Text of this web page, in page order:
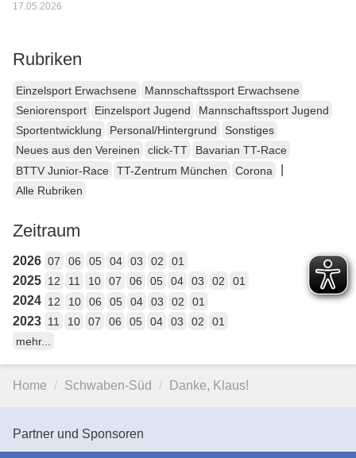
17.05.2026
Rubriken
Einzelsport Erwachsene
Mannschaftssport Erwachsene
Seniorensport
Einzelsport Jugend
Mannschaftssport Jugend
Sportentwicklung
Personal/Hintergrund
Sonstiges
Neues aus den Vereinen
click-TT
Bavarian TT-Race
BTTV Junior-Race
TT-Zentrum München Corona
Alle Rubriken
Zeitraum
2026 07 06 05 04 03 02 01
2025 12 11 10 07 06 05 04 03 02 01
2024 12 10 06 05 04 03 02 01
2023 11 10 07 06 05 04 03 02
01
mehr...
Home Schwaben-Süd Danke, Klaus!
Partner und Sponsoren